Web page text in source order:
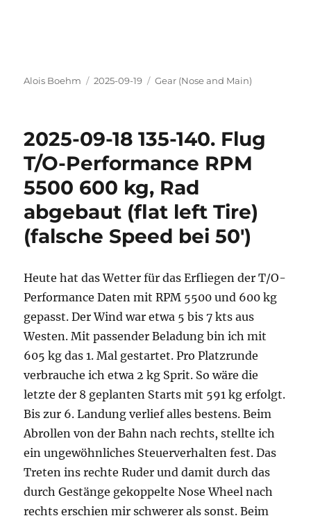
Autor
Alois Boehm
Veröffentlicht
2025-09-19 Kategorien
Gear (Nose and Main)
2025-09-18 135-140. Flug
T/O-Performance RPM
5500 600 kg, Rad
abgebaut (flat left Tire)
(falsche Speed bei 50′)
Heute hat das Wetter für das Erfliegen der T/O-
Performance Daten mit RPM 5500 und 600 kg
gepasst. Der Wind war etwa 5 bis 7 kts aus
Westen. Mit passender Beladung bin ich mit
605 kg das 1. Mal gestartet. Pro Platzrunde
verbrauche ich etwa 2 kg Sprit. So wäre die
letzte der 8 geplanten Starts mit 591 kg erfolgt.
Bis zur 6. Landung verlief alles bestens. Beim
Abrollen von der Bahn nach rechts, stellte ich
ein ungewöhnliches Steuerverhalten fest. Das
Treten ins rechte Ruder und damit durch das
durch Gestänge gekoppelte Nose Wheel nach
rechts erschien mir schwerer als sonst. Beim